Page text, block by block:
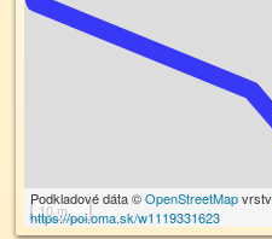
10 m
Podkladové dáta ©OpenStreetMap
https://poi.oma.sk/w1119331623